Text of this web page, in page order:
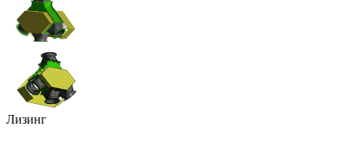
Лизинг